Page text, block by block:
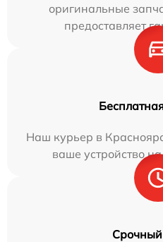
оригинальные
предоставляет
Наш курьер в
ваше устройство